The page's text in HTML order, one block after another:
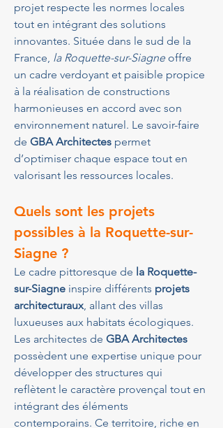
projet respecte les normes locales
tout en intégrant des solutions
innovantes. Située dans le sud de la
France, la Roquette-sur-Siagne offre
un cadre verdoyant et paisible propice
à la réalisation de constructions
harmonieuses en accord avec son
environnement naturel. Le savoir-faire
de GBA Architectes permet
d’optimiser chaque espace tout en
valorisant les ressources locales.
Quels sont les projets
possibles à la Roquette-sur-
Siagne ?
Le cadre pittoresque de la Roquette-
sur-Siagne inspire différents projets
architecturaux, allant des villas
luxueuses aux habitats écologiques.
Les architectes de GBA Architectes
possèdent une expertise unique pour
développer des structures qui
reflètent le caractère provençal tout en
intégrant des éléments
contemporains. Ce territoire, riche en